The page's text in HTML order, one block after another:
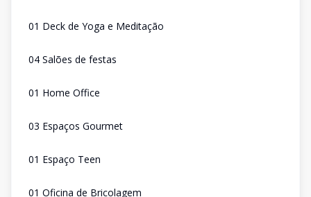
01 Deck de Yoga e Meditação
04 Salões de festas
01 Home Office
03 Espaços Gourmet
01 Espaço Teen
01 Oficina de Bricolagem